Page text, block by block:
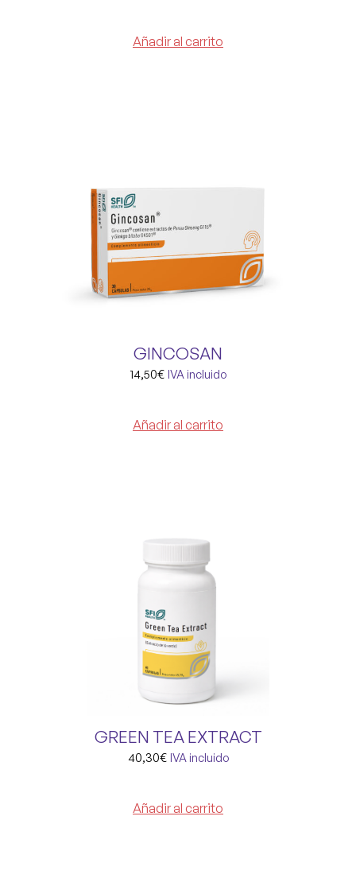
Añadir al carrito
GINCOSAN
14,50€ IVA incluido
Añadir al carrito
GREEN TEA EXTRACT
40,30€ IVA incluido
Añadir al carrito